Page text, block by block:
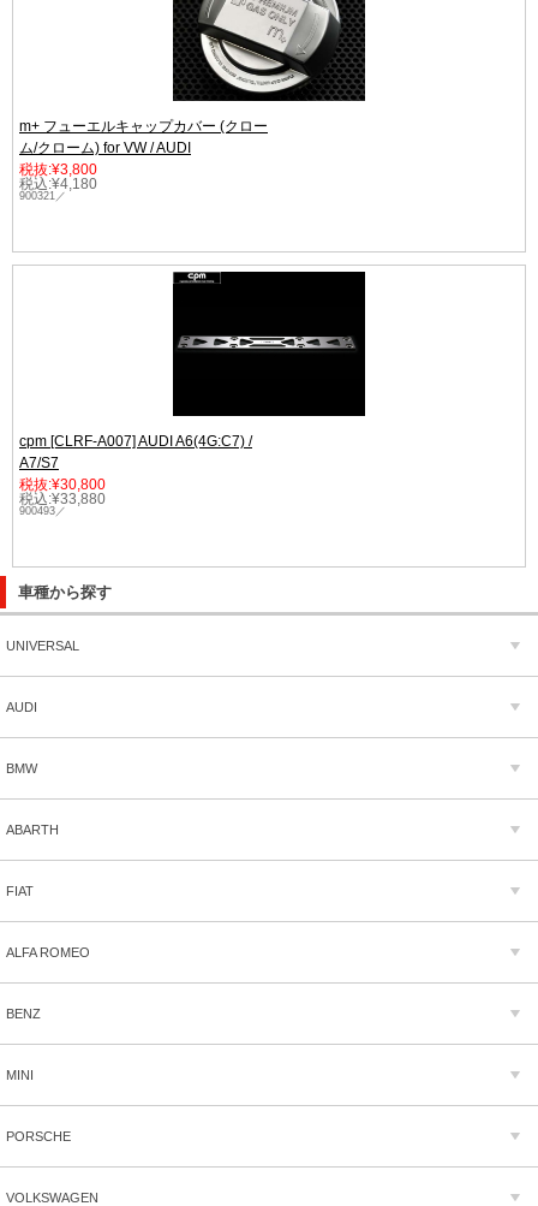
m+ フューエルキャップカバー (クロー
ム/クローム) for VW / AUDI
税抜:¥3,800
税込:¥4,180
900321／
cpm [CLRF-A007] AUDI A6(4G:C7) /
A7/S7
税抜:¥30,800
税込:¥33,880
900493／
車種から探す
UNIVERSAL
AUDI
BMW
ABARTH
FIAT
ALFA ROMEO
BENZ
MINI
PORSCHE
VOLKSWAGEN